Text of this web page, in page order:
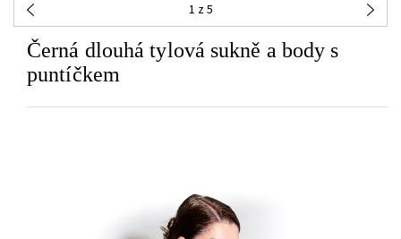
1 z 5
Černá dlouhá tylová sukně a body s
puntíčkem